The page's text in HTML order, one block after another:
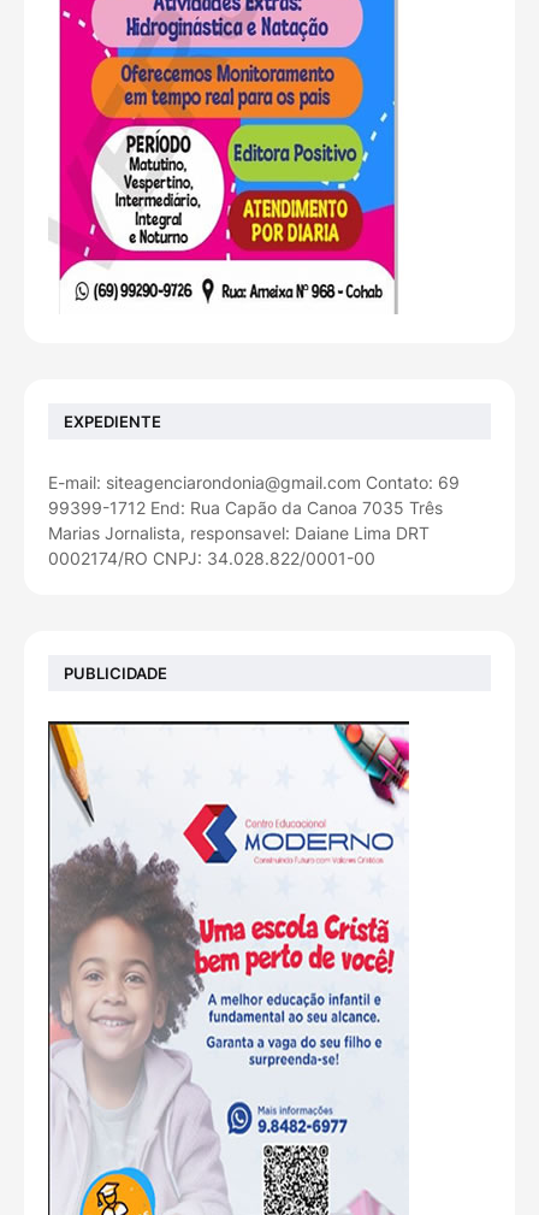
EXPEDIENTE
E-mail: siteagenciarondonia@gmail.com Contato: 69
99399-1712 End: Rua Capão da Canoa 7035 Três
Marias Jornalista, responsavel: Daiane Lima DRT
0002174/RO CNPJ: 34.028.822/0001-00
PUBLICIDADE